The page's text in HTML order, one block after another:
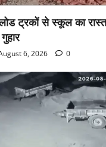
ट्रकों से स्कूल का
6, 2026 0